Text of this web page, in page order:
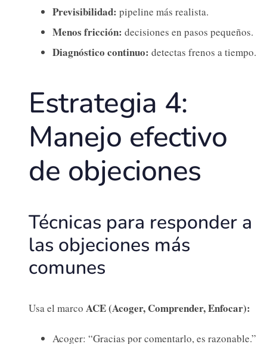
Previsibilidad: pipeline más realista.
Menos fricción: decisiones en pasos pequeños.
Diagnóstico continuo: detectas frenos a tiempo.
Estrategia 4:
Manejo efectivo
de objeciones
Técnicas para responder a
las objeciones más
comunes
Usa el marco ACE (Acoger, Comprender, Enfocar):
Acoger: “Gracias por comentarlo, es razonable.”